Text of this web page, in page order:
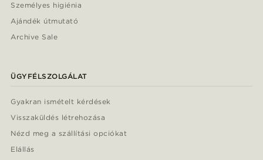
Személyes higiénia
Ajándék útmutató
Archive Sale
ÜGYFÉLSZOLGÁLAT
Gyakran ismételt kérdések
Visszaküldés létrehozása
Nézd meg a szállítási opciókat
Elállás